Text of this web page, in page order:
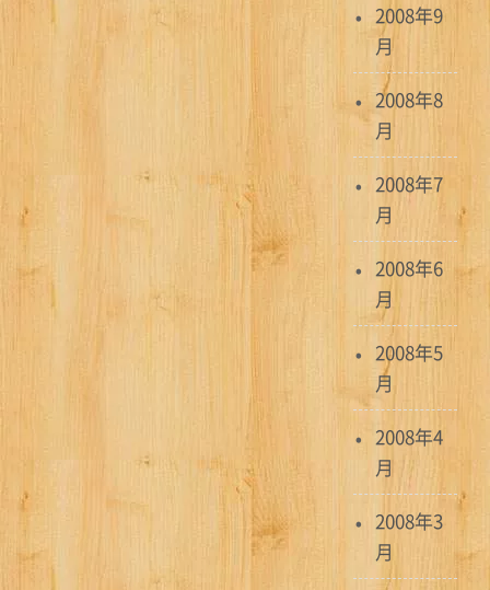
2008年9
月
2008年8
月
2008年7
月
2008年6
月
2008年5
月
2008年4
月
2008年3
月